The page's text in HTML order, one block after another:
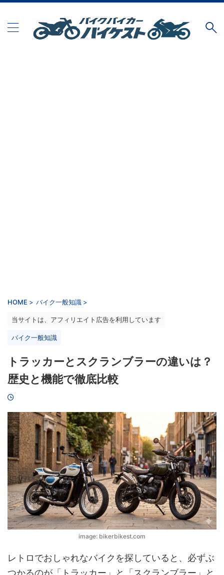
HOME > バイク一般知識 >
当サイトは、アフィリエイト広告を利用しています
バイク一般知識
トラッカーとスクランブラーの違いは？
歴史と機能で徹底比較
image: bikerbikest.com
レトロでおしゃれなバイクを探していると、必ずぶ
つかるのが「トラッカー」と「スクランブラー」と